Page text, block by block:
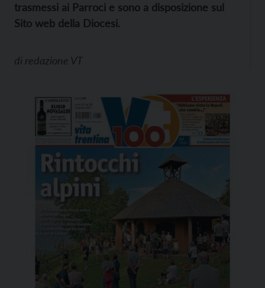
trasmessi ai Parroci e sono a disposizione sul
Sito web della Diocesi.
di redazione VT